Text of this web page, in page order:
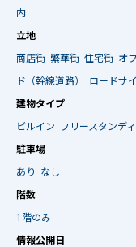
内
立地
商店街 繁華街 住宅街 オ
ド（幹線道路）
ロードサ
建物タイプ
ビルイン フリースタンデ
駐車場
あり
なし
階数
1階のみ
情報公開日